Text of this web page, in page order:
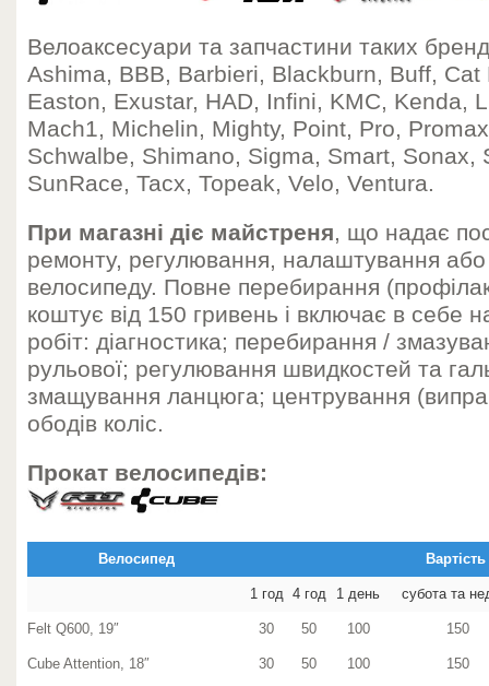
Велоаксесуари та запчастини таких
Ashima, BBB, Barbieri, Blackburn, Buff, Cat
Easton, Exustar, HAD, Infini, KMC, Kenda,
Mach1, Michelin, Mighty, Point, Pro,
Schwalbe, Shimano, Sigma, Smart, Sonax,
SunRace, Tacx, Topeak, Velo, Ventura.
При магазні діє майстреня, що надає
ремонту, регулювання, налаштування або
велосипеду. Повне перебирання
коштує від 150 гривень і включає в себе
робіт: діагностика; перебирання /
рульової; регулювання швидкостей та
змащування ланцюга; центрування
ободів коліс.
Прокат велосипедів:
Велосипед
1 год 4 год 1 день cубота та
Felt Q600, 19″ 30 50 100 150
Cube Attention, 18″ 30 50 100 150